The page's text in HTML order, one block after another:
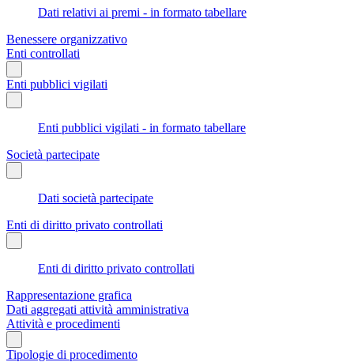
Dati relativi ai premi - in formato tabellare
Benessere organizzativo
Enti controllati
Enti pubblici vigilati
Enti pubblici vigilati - in formato tabellare
Società partecipate
Dati società partecipate
Enti di diritto privato controllati
Enti di diritto privato controllati
Rappresentazione grafica
Dati aggregati attività amministrativa
Attività e procedimenti
Tipologie di procedimento